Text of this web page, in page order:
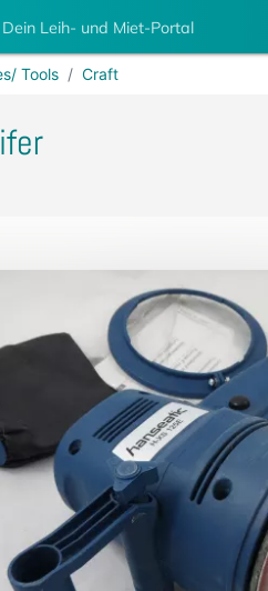
Dein Leih- und Miet-Portal
Tools Craft